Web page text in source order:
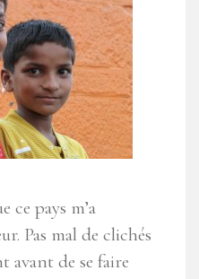
ce pays m’a
Pas mal de clichés
avant de se faire